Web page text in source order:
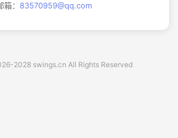
箱： 83570959@qq.com
2028 swings.cn All Rights Reserved